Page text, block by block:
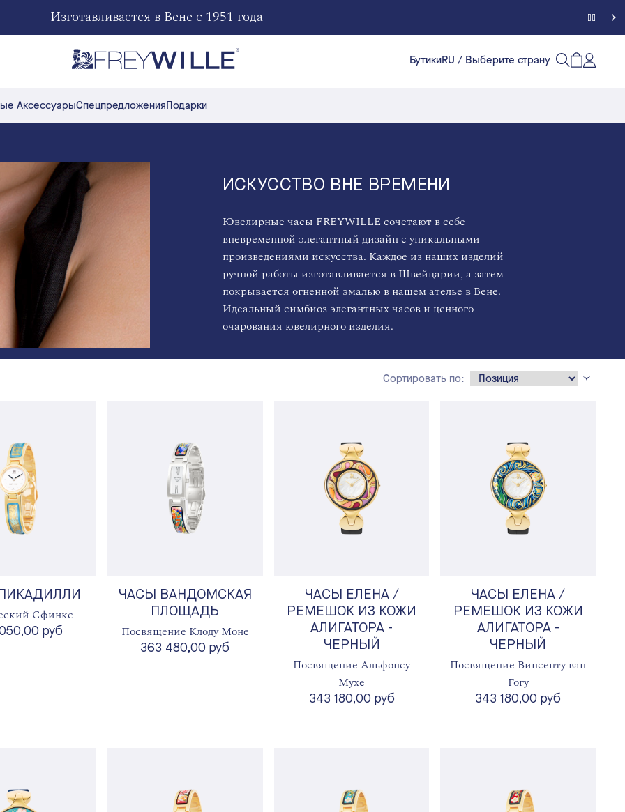
Изготавливается в Вене с 1951 года
АксессуарыСпецпредложенияПодарки
БутикиRU / Выберите страну
Открытый
Счет
ИСКУССТВО ВНЕ ВРЕМЕНИ
Ювелирные часы FREYWILLE сочетают в себе
вневременной элегантный дизайн с уникальными
произведениями искусства. Каждое из наших изделий
ручной работы изготавливается в Швейцарии, а затем
покрывается огненной эмалью в нашем ателье в Вене.
Идеальный симбиоз элегантных часов и ценного
очарования ювелирного изделия.
Сфинкс
руб
ЧАСЫ ВАНДОМСКАЯ
ПЛОЩАДЬ
Посвящение Клоду Моне
363 480,00 руб
ЧАСЫ ЕЛЕНА /
РЕМЕШОК ИЗ КОЖИ
АЛИГАТОРА -
ЧЕРНЫЙ
Посвящение Альфонсу
Мухе
343 180,00 руб
ЧАСЫ ЕЛЕНА /
РЕМЕШОК ИЗ КОЖИ
АЛИГАТОРА -
ЧЕРНЫЙ
Посвящение Винсенту ван
Гогу
343 180,00 руб
Сортировать по: